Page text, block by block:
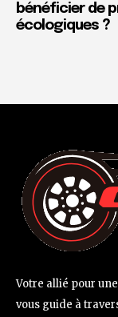
bénéficier de
écologiques ?
Votre allié pour
vous guide à